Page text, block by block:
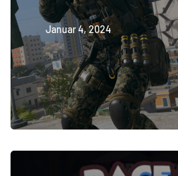
Januar 4, 2024